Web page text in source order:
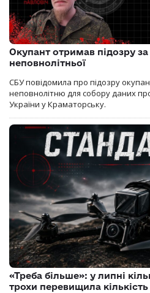
Окупант отримав підозру
неповнолітньої
СБУ повідомила про підозру
неповнолітню для собору даних
України у Краматорську.
«Треба більше»: у липні
трохи перевищила